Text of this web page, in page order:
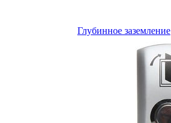
Глубинное заземление